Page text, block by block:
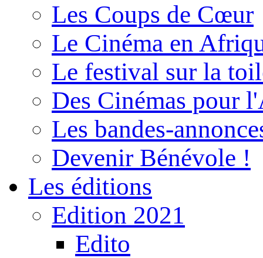
Les Coups de Cœur
Le Cinéma en
Le festival sur la
Des Cinémas pour
Les bandes-
Devenir Bénévole !
Les éditions
Edition 2021
Edito